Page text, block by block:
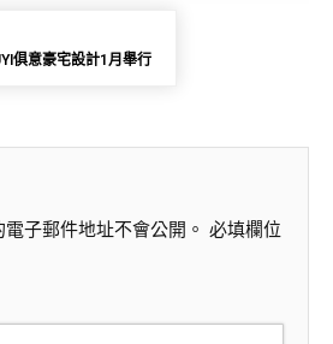
俱意豪宅設計1月舉行
子郵件地址不會公開。 必填欄位